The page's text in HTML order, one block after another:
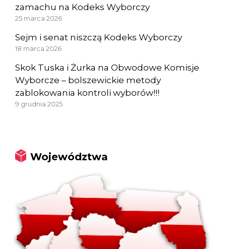
zamachu na Kodeks Wyborczy
25 marca 2026
Sejm i senat niszczą Kodeks Wyborczy
18 marca 2026
Skok Tuska i Żurka na Obwodowe Komisje
Wyborcze – bolszewickie metody
zablokowania kontroli wyborów!!!
9 grudnia 2025
Województwa